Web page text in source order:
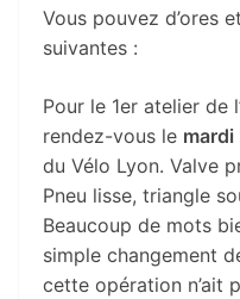
Vous pouvez d’ores
suivantes :
Pour le 1er atelier de
rendez-vous le mardi
du Vélo Lyon. Valve
Pneu lisse, triangle
Beaucoup de mots
simple changement
cette opération n’ait